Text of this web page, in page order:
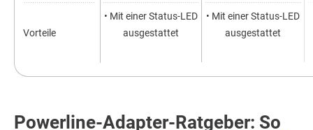
Vorteile
• Mit einer Status-LED
ausgestattet
• Mit einer Status-LED
ausgestattet
Powerline-Adapter-Ratgeber: So